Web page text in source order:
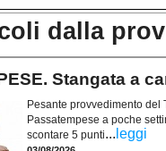
dalla
Stangata a
Pesante provvedimento
Passatempese a poche
scontare 5 punti... leggi